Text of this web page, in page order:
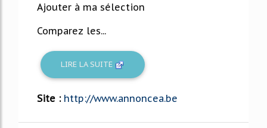
Ajouter à ma sélection
Comparez les...
LIRE LA SUITE
Site : http://www.annoncea.be